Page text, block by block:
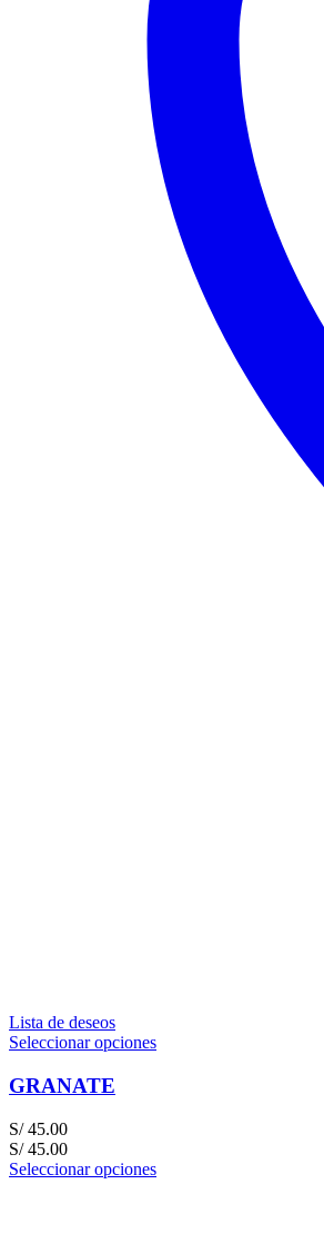
Lista de deseos
Seleccionar opciones
GRANATE
S/45.00
S/45.00
Seleccionar opciones